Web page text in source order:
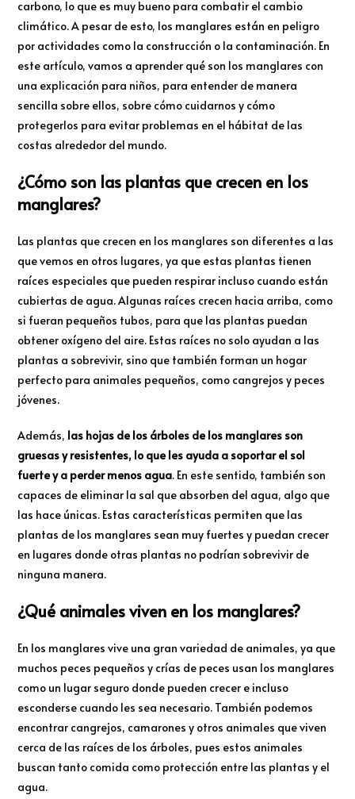
carbono, lo que es muy bueno para combatir el cambio
climático. A pesar de esto, los manglares están en peligro
por actividades como la construcción o la contaminación. En
este artículo, vamos a aprender qué son los manglares con
una explicación para niños, para entender de manera
sencilla sobre ellos, sobre cómo cuidarnos y cómo
protegerlos para evitar problemas en el hábitat de las
costas alrededor del mundo.
¿Cómo son las plantas que crecen en los
manglares?
Las plantas que crecen en los manglares son diferentes a las
que vemos en otros lugares, ya que estas plantas tienen
raíces especiales que pueden respirar incluso cuando están
cubiertas de agua. Algunas raíces crecen hacia arriba, como
si fueran pequeños tubos, para que las plantas puedan
obtener oxígeno del aire. Estas raíces no solo ayudan a las
plantas a sobrevivir, sino que también forman un hogar
perfecto para animales pequeños, como cangrejos y peces
jóvenes.
Además, las hojas de los árboles de los manglares son
gruesas y resistentes, lo que les ayuda a soportar el sol
fuerte y a perder menos agua. En este sentido, también son
capaces de eliminar la sal que absorben del agua, algo que
las hace únicas. Estas características permiten que las
plantas de los manglares sean muy fuertes y puedan crecer
en lugares donde otras plantas no podrían sobrevivir de
ninguna manera.
¿Qué animales viven en los manglares?
En los manglares vive una gran variedad de animales, ya que
muchos peces pequeños y crías de peces usan los manglares
como un lugar seguro donde pueden crecer e incluso
esconderse cuando les sea necesario. También podemos
encontrar cangrejos, camarones y otros animales que viven
cerca de las raíces de los árboles, pues estos animales
buscan tanto comida como protección entre las plantas y el
agua.